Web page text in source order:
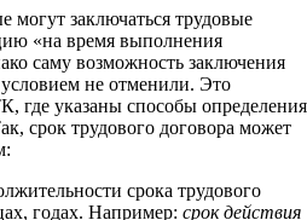
могут заключаться трудовые
«на время выполнения
саму возможность заключения
не отменили. Это
где указаны способы определения
срок трудового договора может
срока трудового
годах. Например: срок действия